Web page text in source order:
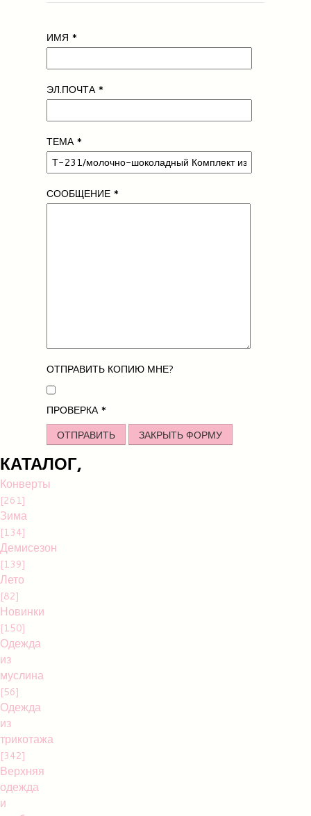
ИМЯ *
ЭЛ.ПОЧТА*
ТЕМА*
СООБЩЕНИЕ *
ОТПРАВИТЬ КОПИЮ МНЕ?
ПРОВЕРКА*
ОТПРАВИТЬ
ЗАКРЫТЬ ФОРМУ
КАТАЛОГ,
Конверты
[261]
Зима
[134]
Демисезон
[139]
Лето
[82]
Новинки
[150]
Одежда
из
муслина
[56]
Одежда
из
трикотажа
[342]
Верхняя
одежда
и